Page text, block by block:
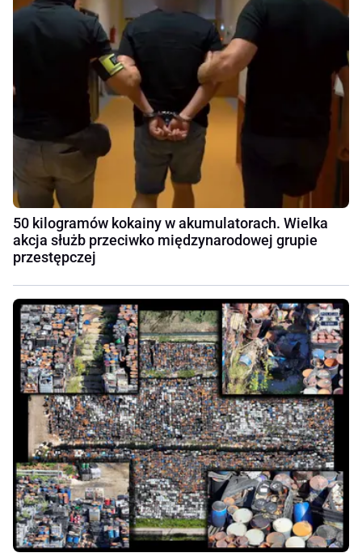
50 kilogramów kokainy w akumulatorach. Wielka
akcja służb przeciwko międzynarodowej grupie
przestępczej